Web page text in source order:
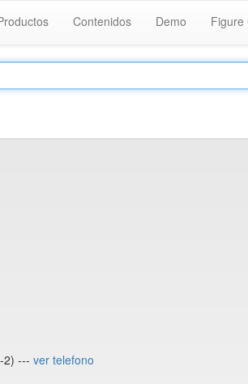
Contenidos Demo Figure
2) --- ver telefono